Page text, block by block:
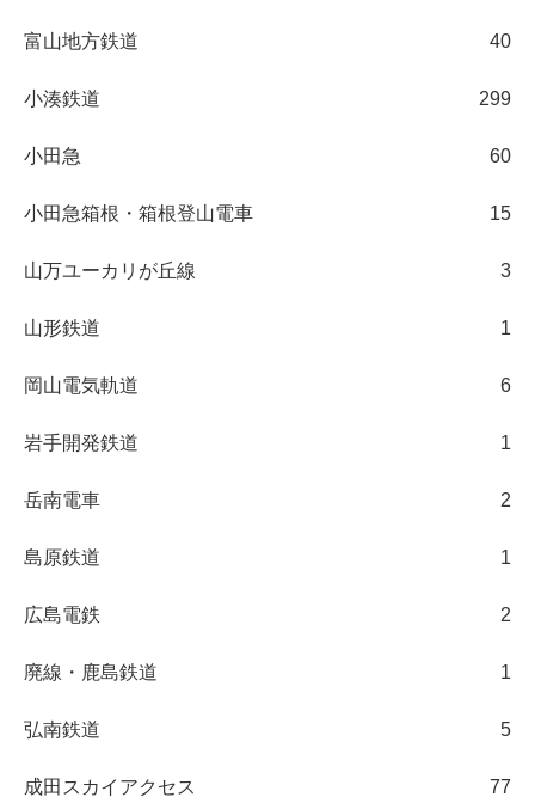
富山地方鉄道 40
小湊鉄道 299
小田急 60
小田急箱根・箱根登山電車 15
山万ユーカリが丘線 3
山形鉄道 1
岡山電気軌道 6
岩手開発鉄道 1
岳南電車 2
島原鉄道 1
広島電鉄 2
廃線・鹿島鉄道 1
弘南鉄道 5
成田スカイアクセス 77